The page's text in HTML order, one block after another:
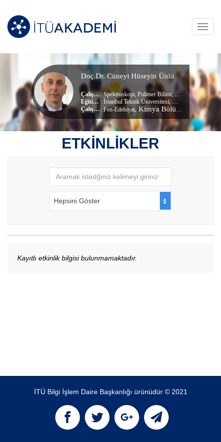
Doç.Dr. Cüneyt Hüseyin Ünlü
Çalışma Alanları:Spektroskopi, Polimer Bilimi,Organik Kimya ,
Eğitim Durumu
: İstanbul Teknik Üniversitesi, Kimya (dr) (Doktora)
Çalıştığı Birim :Fen-Edebiyat, Kimya Bölümü
ETKİNLİKLER
Hepsini Göster
Kayıtlı etkinlik bilgisi bulunmamaktadır.
İTÜ Bilgi İşlem Daire Başkanlığı ürünüdür © 2021